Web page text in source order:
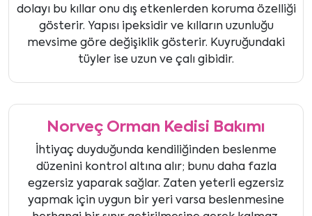
dolayı bu kıllar onu dış etkenlerden koruma özelliği
gösterir. Yapısı ipeksidir ve kılların uzunluğu
mevsime göre değişiklik gösterir. Kuyruğundaki
tüyler ise uzun ve çalı gibidir.
Norveç Orman Kedisi Bakımı
İhtiyaç duyduğunda kendiliğinden beslenme
düzenini kontrol altına alır; bunu daha fazla
egzersiz yaparak sağlar. Zaten yeterli egzersiz
yapmak için uygun bir yeri varsa beslenmesine